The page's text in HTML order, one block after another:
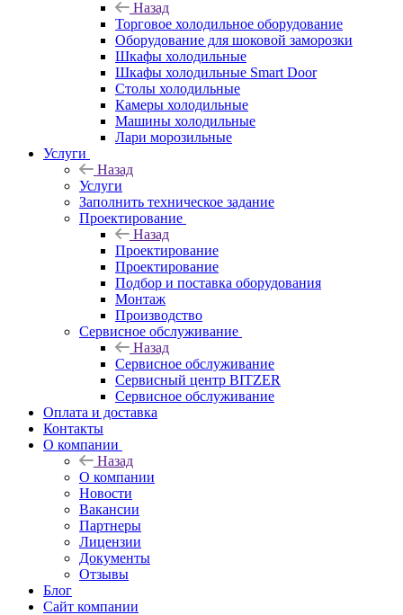
Назад
Торговое холодильное оборудование
Оборудование для шоковой заморозки
Шкафы холодильные
Шкафы холодильные Smart Door
Столы холодильные
Камеры холодильные
Машины холодильные
Лари морозильные
Услуги
Назад
Услуги
Заполнить техническое задание
Проектирование
Назад
Проектирование
Проектирование
Подбор и поставка оборудования
Монтаж
Производство
Сервисное обслуживание
Назад
Сервисное обслуживание
Сервисный центр BITZER
Сервисное обслуживание
Оплата и доставка
Контакты
О компании
Назад
О компании
Новости
Вакансии
Партнеры
Лицензии
Документы
Отзывы
Блог
Сайт компании